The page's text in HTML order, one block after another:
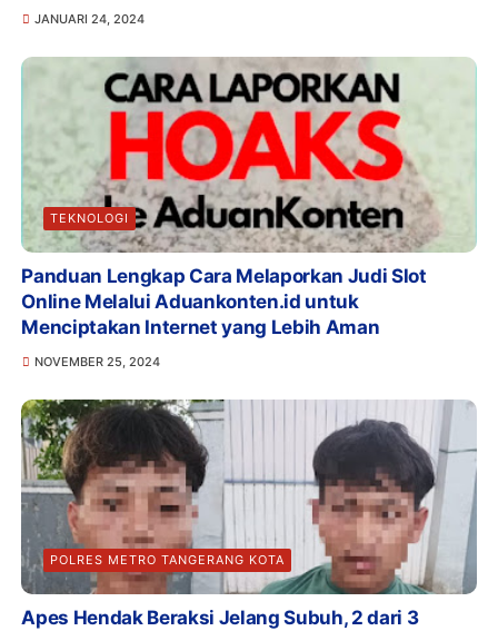
JANUARI 24, 2024
TEKNOLOGI
Panduan Lengkap Cara Melaporkan Judi Slot
Online Melalui Aduankonten.id untuk
Menciptakan Internet yang Lebih Aman
NOVEMBER 25, 2024
POLRES METRO TANGERANG KOTA
Apes Hendak Beraksi Jelang Subuh, 2 dari 3